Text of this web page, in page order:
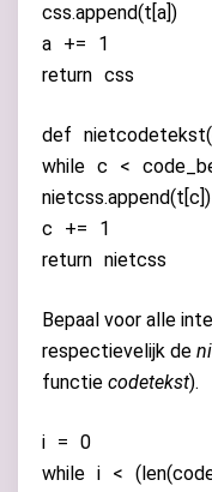
css.append(t a ])
a +=
1
return css
def nietcodetekst(
while c <
nietcss.append(t c ])
c
+=
1
return nietcss
Bepaal voor alle
respectievelijk de
functie codetekst).
i = 0
while i < ( len(